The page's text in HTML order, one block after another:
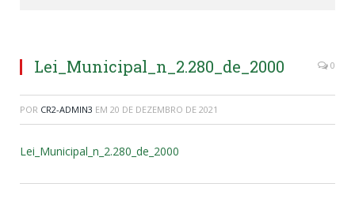
Lei_Municipal_n_2.280_de_2000 0
POR CR2-ADMIN3 EM 20 DE DEZEMBRO DE 2021
Lei_Municipal_n_2.280_de_2000